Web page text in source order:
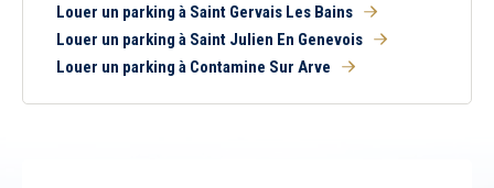
Louer un parking à Saint Gervais Les Bains
Louer un parking à Saint Julien En Genevois
Louer un parking à Contamine Sur Arve